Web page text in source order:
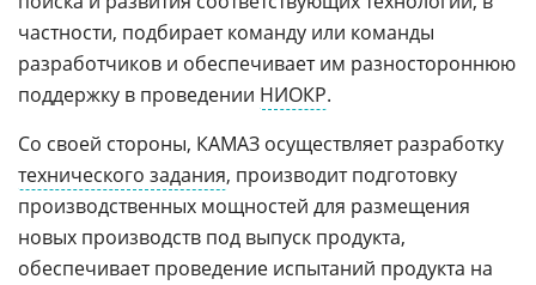
частности, подбирает команду или команды
разработчиков и обеспечивает им разностороннюю
поддержку в проведении НИОКР.
Со своей стороны, КАМАЗ осуществляет разработку
технического задания, производит подготовку
производственных мощностей для размещения
новых производств под выпуск продукта,
обеспечивает проведение испытаний продукта на